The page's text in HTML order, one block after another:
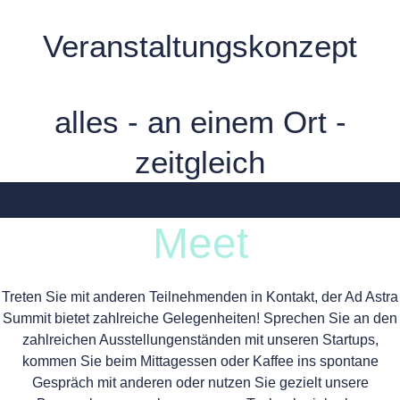
Veranstaltungskonzept
alles - an einem Ort -
zeitgleich
Meet
Treten Sie mit anderen Teilnehmenden in Kontakt, der Ad Astra
Summit bietet zahlreiche Gelegenheiten! Sprechen Sie an den
zahlreichen Ausstellungenständen mit unseren Startups,
kommen Sie beim Mittagessen oder Kaffee ins spontane
Gespräch mit anderen oder nutzen Sie gezielt unsere